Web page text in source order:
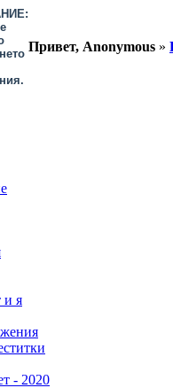
Привет, Anonymous »
и я
- 2020